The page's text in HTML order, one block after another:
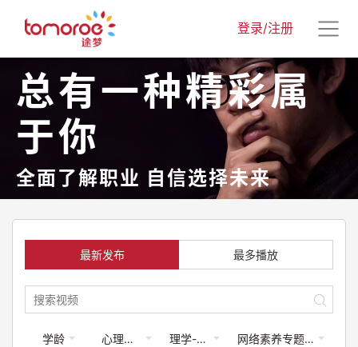
登录/注册
总有一种精彩属
于你
全面了解职业 自信选择未来
最新发布 最多播放
学龄 心理健康 理学-计算机类 网络素养专题课程